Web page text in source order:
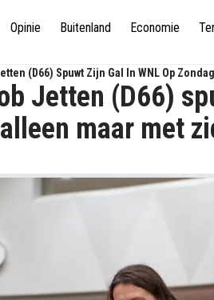
Opinie Buitenland Economie
(D66) Spuwt Zijn Gal In WNL Op
Jetten (D66)
maar met